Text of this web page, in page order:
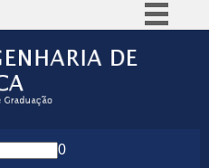
Legislação
0